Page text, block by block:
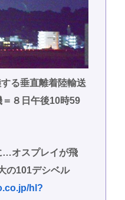
る垂直離着陸輸送
８日午後10時59
…オスプレイが飛
の101デシベル
hl?